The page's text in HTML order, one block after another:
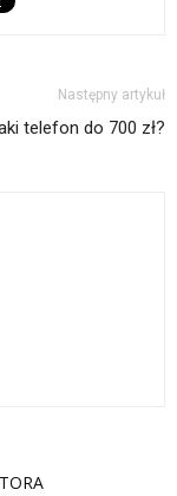
Następny artykuł
telefon do 700 zł?